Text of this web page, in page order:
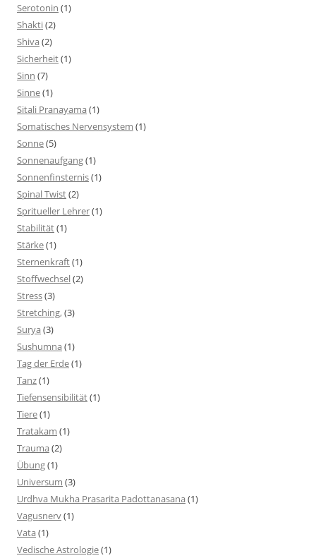
Serotonin (1)
Shakti(2)
Shiva(2)
Sicherheit(1)
Sinn (7)
Sinne(1)
Sitali Pranayama(1)
Somatisches Nervensystem (1)
Sonne(5)
Sonnenaufgang(1)
Sonnenfinsternis(1)
Spinal Twist(2)
Spritueller Lehrer(1)
Stabilität(1)
Stärke(1)
Sternenkraft(1)
Stoffwechsel(2)
Stress(3)
Stretching,(3)
Surya(3)
Sushumna(1)
Tag der Erde(1)
Tanz(1)
Tiefensensibilität(1)
Tiere(1)
Tratakam (1)
Trauma(2)
Übung(1)
Universum (3)
Urdhva Mukha Prasarita Padottanasana(1)
Vagusnerv(1)
Vata(1)
Vedische Astrologie(1)